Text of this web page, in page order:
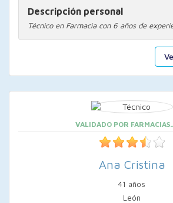
Descripción personal
Técnico en Farmacia con 6 años de
VALIDADO POR
Ana Cristina
41 años
León